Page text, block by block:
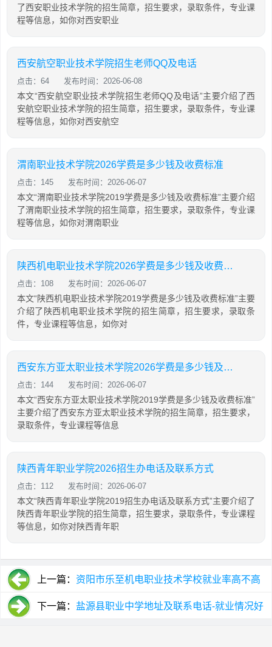
了西安职业技术学院的招生简章，招生要求，录取条件，专业课
程等信息，如你对西安职业
西安航空职业技术学院招生老师QQ及电话
点击：64 发布时间：2026-06-08
本文“西安航空职业技术学院招生老师QQ及电话”主要介绍了西
安航空职业技术学院的招生简章，招生要求，录取条件，专业课
程等信息，如你对西安航空
渭南职业技术学院2026学费是多少钱及收费标准
点击：145 发布时间：2026-06-07
本文“渭南职业技术学院2019学费是多少钱及收费标准”主要介绍
了渭南职业技术学院的招生简章，招生要求，录取条件，专业课
程等信息，如你对渭南职业
陕西机电职业技术学院2026学费是多少钱及收费标准
点击：108 发布时间：2026-06-07
本文“陕西机电职业技术学院2019学费是多少钱及收费标准”主要
介绍了陕西机电职业技术学院的招生简章，招生要求，录取条
件，专业课程等信息，如你对
西安东方亚太职业技术学院2026学费是多少钱及收费标准
点击：144 发布时间：2026-06-07
本文“西安东方亚太职业技术学院2019学费是多少钱及收费标准”
主要介绍了西安东方亚太职业技术学院的招生简章，招生要求，
录取条件，专业课程等信息
陕西青年职业学院2026招生办电话及联系方式
点击：112 发布时间：2026-06-07
本文“陕西青年职业学院2019招生办电话及联系方式”主要介绍了
陕西青年职业学院的招生简章，招生要求，录取条件，专业课程
等信息，如你对陕西青年职
上一篇： 资阳市乐至机电职业技术学校就业率高不高
_在学 下一篇： 盐源县职业中学地址及联系电话-就业情况好